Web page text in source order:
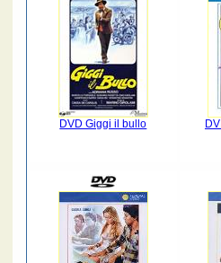
DVD Giggi il bullo